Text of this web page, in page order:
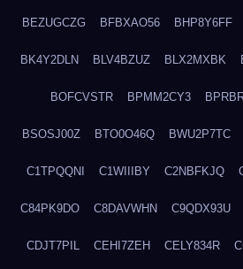
BEZUGCZG BFBXAO56 BHP8Y6FF
BK4Y2DLN BLV4BZUZ BLX2MXBK
BOFCVSTR BPMM2CY3
BSOSJ00Z BTO0O46Q BWU2P7TC
C1TPQQNI C1WIIIBY C2NBFKJQ
C84PK9DO C8DAVWHN C9QDX93U
CDJT7PIL CEHI7ZEH CELY834R